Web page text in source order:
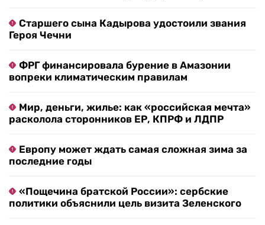
Старшего сына Кадырова удостоили звания
Героя Чечни
ФРГ финансировала бурение в Амазонии
вопреки климатическим правилам
Мир, деньги, жилье: как «российская мечта»
расколола сторонников ЕР, КПРФ и ЛДПР
Европу может ждать самая сложная зима за
последние годы
«Пощечина братской России»: сербские
политики объяснили цель визита Зеленского